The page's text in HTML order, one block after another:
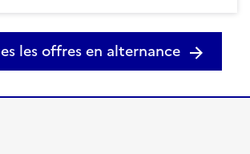
les offres en alternance
et liens du site